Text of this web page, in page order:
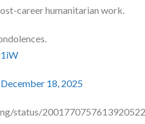
career humanitarian work.
December 18, 2025
status/2001770757613920522